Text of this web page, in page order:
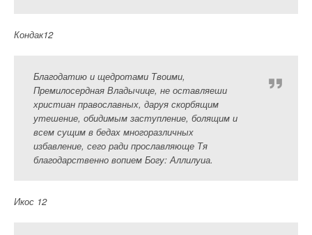
Кондак12
Благодатию и щедротами Твоими,
Премилосердная Владычице, не оставляеши
христиан православных, даруя скорбящим
утешение, обидимым заступление, болящим и
всем сущим в бедах многоразличных
избавление, сего ради прославляюще Тя
благодарственно вопием Богу: Аллилуиа.
Икос 12